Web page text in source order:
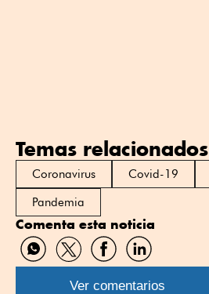
Temas relacionados
Coronavirus Covid-19
Pandemia
Comenta esta noticia
Compartir
por
WhatsApp
Compartir
por
Twitter
Compartir
por
Facebook
Compartir
por
Linkedin
Ver comentarios